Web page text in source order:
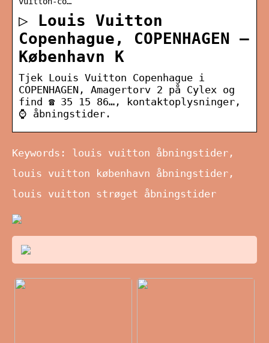
▷ Louis Vuitton
Copenhague, COPENHAGEN –
København K
Tjek Louis Vuitton Copenhague i
COPENHAGEN, Amagertorv 2 på Cylex og
find ☎ 35 15 86…, kontaktoplysninger,
⌚ åbningstider.
Keywords: louis vuitton åbningstider,
louis vuitton københavn åbningstider,
louis vuitton strøget åbningstider